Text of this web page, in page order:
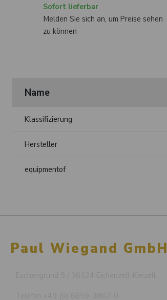
Sofort lieferbar
Melden Sie sich an, um Preise sehen
zu können
Name
Klassifizierung
Hersteller
equipmentof
Paul Wiegand GmbH